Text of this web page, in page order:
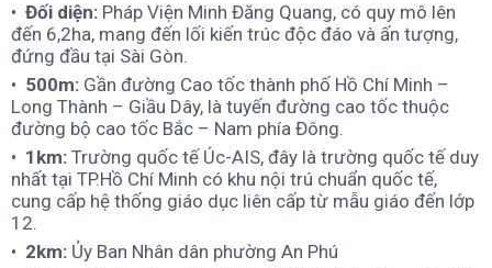
Đối diện: Pháp Viện Minh Đăng Quang, có quy mô lên
đến 6,2ha, mang đến lối kiến trúc độc đáo và ấn tượng,
đứng đầu tại Sài Gòn.
500m: Gần đường Cao tốc thành phố Hồ Chí Minh –
Long Thành – Giầu Dây, là tuyến đường cao tốc thuộc
đường bộ cao tốc Bắc – Nam phía Đông.
1km: Trường quốc tế Úc-AIS, đây là trường quốc tế duy
nhất tại TP.Hồ Chí Minh có khu nội trú chuẩn quốc tế,
cung cấp hệ thống giáo dục liên cấp từ mẫu giáo đến lớp
12.
2km: Ủy Ban Nhân dân phường An Phú